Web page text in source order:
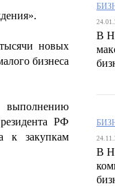
новых
бизнеса
выполнению
РФ
к закупкам
В
В